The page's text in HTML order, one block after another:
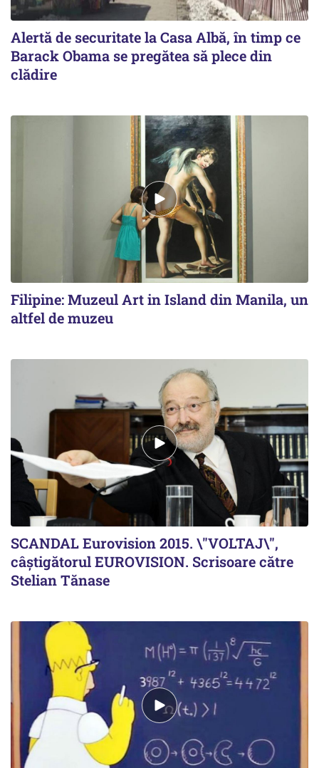
Alertă de securitate la Casa Albă, în timp ce
Barack Obama se pregătea să plece din
clădire
Filipine: Muzeul Art in Island din Manila, un
altfel de muzeu
SCANDAL Eurovision 2015. \"VOLTAJ\",
câștigătorul EUROVISION. Scrisoare către
Stelian Tănase